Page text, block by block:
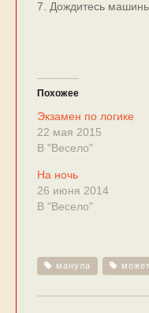
7. Дождитесь
Похожее
Экзамен по логике
22 мая 2015
В "Весело"
На ночь
26 июня 2014
В "Весело"
манула может